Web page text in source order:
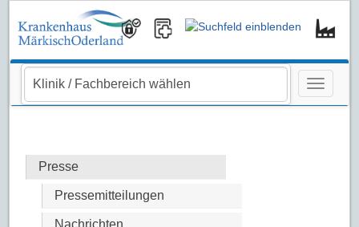
Presse
Pressemitteilungen
Nachrichten